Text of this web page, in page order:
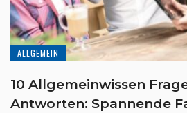
ALLGEMEIN
10 Allgemeinwissen
Antworten: Spannende